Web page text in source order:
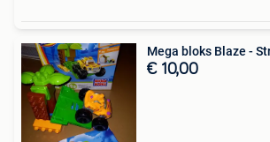
Mega bloks Blaze -
€ 10,00